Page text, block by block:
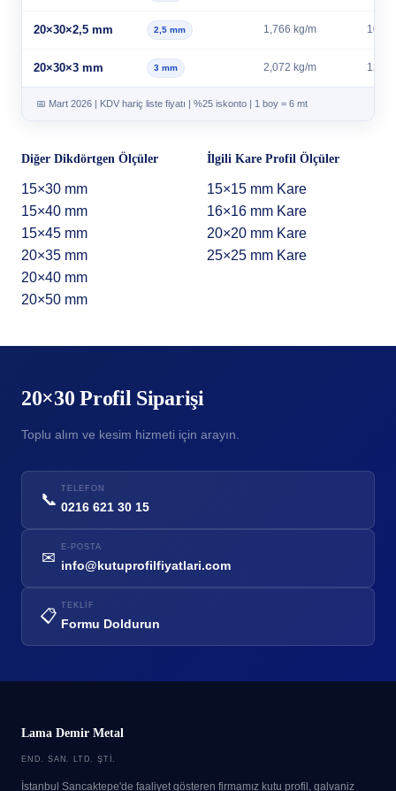
20×30×2,5 mm 2,5 mm 1,766 kg/m
20×30×3 mm 3 mm 2,072 kg/m
📅 Mart 2026 | KDV hariç liste fiyatı | %25 iskonto | 1 boy = 6 mt
Diğer Dikdörtgen Ölçüler
15×30 mm
15×40 mm
15×45 mm
20×35 mm
20×40 mm
20×50 mm
İlgili Kare Profil Ölçüler
15×15 mm Kare
16×16 mm Kare
20×20 mm Kare
25×25 mm Kare
20×30 Profil Siparişi
Toplu alım ve kesim hizmeti için arayın.
📞
TELEFON
0216 621 30 15
✉
E-POSTA
info@kutuprofilfiyatlari.com
📋
TEKLIF
Formu Doldurun
Lama Demir Metal
END. SAN. LTD. ŞTI.
İstanbul Sancaktepe'de faaliyet gösteren firmamız kutu profil, galvaniz